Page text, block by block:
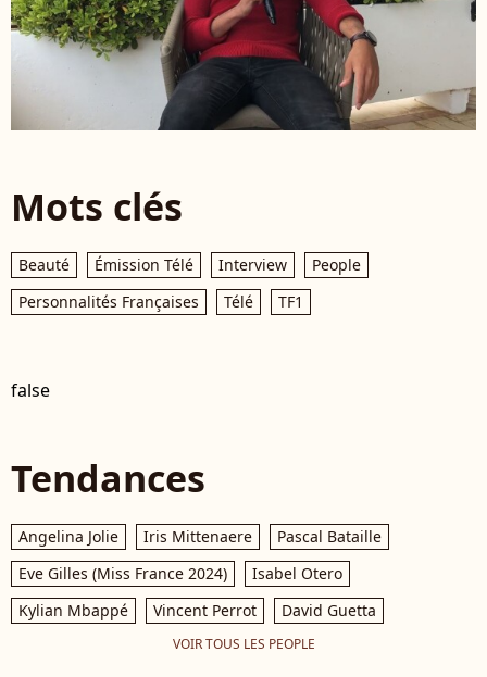
Mots clés
Beauté Émission Télé Interview
People
Personnalités Françaises
Télé TF1
false
Tendances
Angelina Jolie Iris Mittenaere
Pascal Bataille
Eve Gilles (Miss France 2024)
Isabel Otero
Kylian Mbappé
Vincent Perrot David Guetta
VOIR TOUS LES PEOPLE